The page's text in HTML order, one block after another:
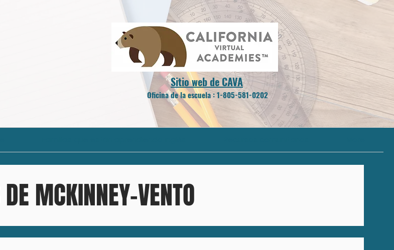
Sitio web de CAVA
Oficina de la escuela : 1-805-581-0202
DE MCKINNEY-VENTO